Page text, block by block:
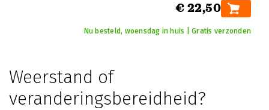
€ 22,50
Nu besteld, woensdag in huis | Gratis verzonden
Weerstand of
veranderingsbereidheid?